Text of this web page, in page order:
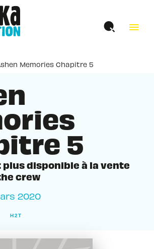
menu
Memories Chapitre 5
5
plus disponible à la vente
crew
2020
H2T